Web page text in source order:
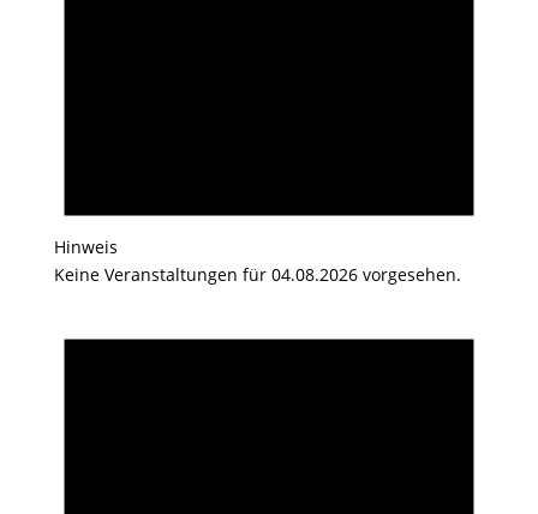
Hinweis
Keine Veranstaltungen für 04.08.2026 vorgesehen.